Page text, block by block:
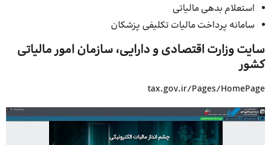
استعلام بدهی مالیاتی
سامانه پرداخت مالیات تکلیفی پزشکان
سایت وزارت اقتصادی و دارایی، سازمان امور مالیاتی
کشور
tax.gov.ir/Pages/HomePage